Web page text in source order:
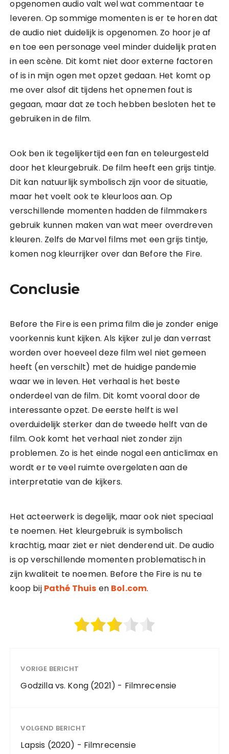
opgenomen audio valt wel wat commentaar te
leveren. Op sommige momenten is er te horen dat
de audio niet duidelijk is opgenomen. Zo hoor je af
en toe een personage veel minder duidelijk praten
in een scène. Dit komt niet door externe factoren
of is in mijn ogen met opzet gedaan. Het komt op
me over alsof dit tijdens het opnemen fout is
gegaan, maar dat ze toch hebben besloten het te
gebruiken in de film.
Ook ben ik tegelijkertijd een fan en teleurgesteld
door het kleurgebruik. De film heeft een grijs tintje.
Dit kan natuurlijk symbolisch zijn voor de situatie,
maar het voelt ook te kleurloos aan. Op
verschillende momenten hadden de filmmakers
gebruik kunnen maken van wat meer overdreven
kleuren. Zelfs de Marvel films met een grijs tintje,
komen nog kleurrijker over dan Before the Fire.
Conclusie
Before the Fire is een prima film die je zonder enige
voorkennis kunt kijken. Als kijker zul je dan verrast
worden over hoeveel deze film wel niet gemeen
heeft (en verschilt) met de huidige pandemie
waar we in leven. Het verhaal is het beste
onderdeel van de film. Dit komt vooral door de
interessante opzet. De eerste helft is wel
overduidelijk sterker dan de tweede helft van de
film. Ook komt het verhaal niet zonder zijn
problemen. Zo is het einde nogal een anticlimax en
wordt er te veel ruimte overgelaten aan de
interpretatie van de kijkers.
Het acteerwerk is degelijk, maar ook niet speciaal
te noemen. Het kleurgebruik is symbolisch
krachtig, maar ziet er niet denderend uit. De audio
is op verschillende momenten problematisch in
zijn kwaliteit te noemen. Before the Fire is nu te
koop bij Pathé Thuis en Bol.com.
VORIGE BERICHT
Godzilla vs. Kong (2021) - Filmrecensie
VOLGEND BERICHT
Lapsis (2020) - Filmrecensie